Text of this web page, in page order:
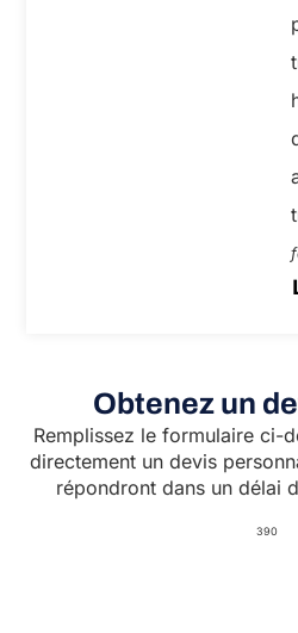
Obtenez un
Remplissez le formulaire ci-
directement un devis
répondront dans un délai
390